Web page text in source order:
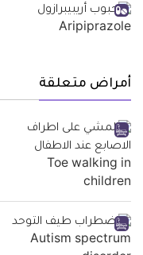
أمراض متعلقة